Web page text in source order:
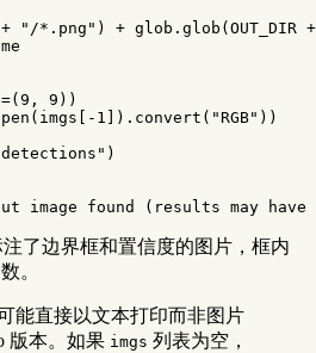
+ "/*.png" ) + glob . glob ( OUT_DIR +
=( 9 , 9 ))
( imgs - 1 ]). convert ( "RGB" ))
detections" )
image found (results may
了边界框和置信度的图片，框内
。
能直接以文本打印而非图片
版本。如果 imgs 列表为空，